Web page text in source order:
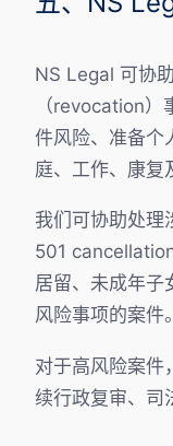
NS Legal 可协
（revocation）
件风险、准备个
庭、工作、康复
我们可协助处理
501
居留、未成年子
风险事项的案件。
对于高风险案件
续行政复审、司